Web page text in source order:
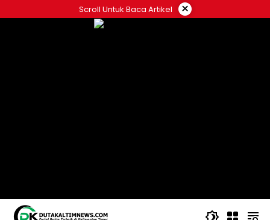
to
Scroll Untuk Baca Artikel ×